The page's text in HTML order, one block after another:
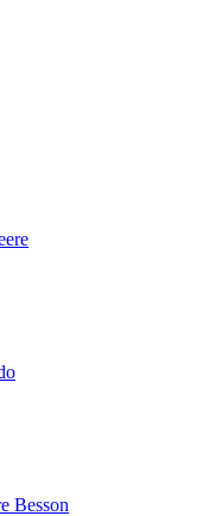
Besson